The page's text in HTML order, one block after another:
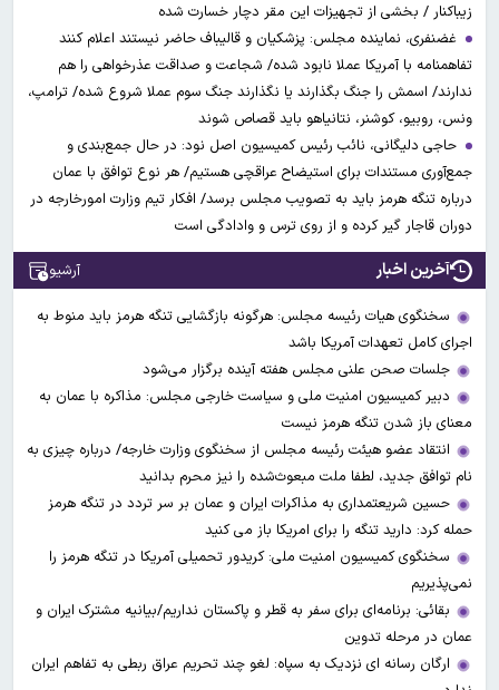
زیباکنار / بخشی از تجهیزات این مقر دچار خسارت شده
غضنفری، نماینده مجلس: پزشکیان و قالیباف حاضر نیستند اعلام کنند
تفاهمنامه با آمریکا عملا نابود شده/ شجاعت و صداقت عذرخواهی را هم
ندارند/ اسمش را جنگ بگذارند یا نگذارند جنگ سوم عملا شروع شده/ ترامپ،
ونس، روبیو، کوشنر، نتانیاهو باید قصاص شوند
حاجی دلیگانی، نائب رئیس کمیسیون اصل نود: در حال جمع‌بندی و
جمع‌آوری مستندات برای استیضاح عراقچی هستیم/ هر نوع توافق با عمان
درباره تنگه هرمز باید به تصویب مجلس برسد/ افکار تیم وزارت امورخارجه در
دوران قاجار گیر کرده و از روی ترس و وادادگی است
آخرین اخبار آرشیو
سخنگوی هیات رئیسه مجلس: هرگونه بازگشایی تنگه هرمز باید منوط به
اجرای کامل تعهدات آمریکا باشد
جلسات صحن علنی مجلس هفته آینده برگزار می‌شود
دبیر کمیسیون امنیت ملی و سیاست خارجی مجلس: مذاکره با عمان به
معنای باز شدن تنگه هرمز نیست
انتقاد عضو هیئت رئیسه مجلس از سخنگوی وزارت خارجه/ درباره چیزی به
نام توافق جدید، لطفا ملت مبعوث‌شده را نیز محرم بدانید
حسین شریعتمداری به مذاکرات ایران و عمان بر سر تردد در تنگه هرمز
حمله کرد: دارید تنگه را برای امریکا باز می کنید
سخنگوی کمیسیون امنیت ملی: کریدور تحمیلی آمریکا در تنگه هرمز را
نمی‌پذیریم
بقائی: برنامه‌ای برای سفر به قطر و پاکستان نداریم/بیانیه مشترک ایران و
عمان در مرحله تدوین
ارگان رسانه ای نزدیک به سپاه: لغو چند تحریم عراق ربطی به تفاهم ایران